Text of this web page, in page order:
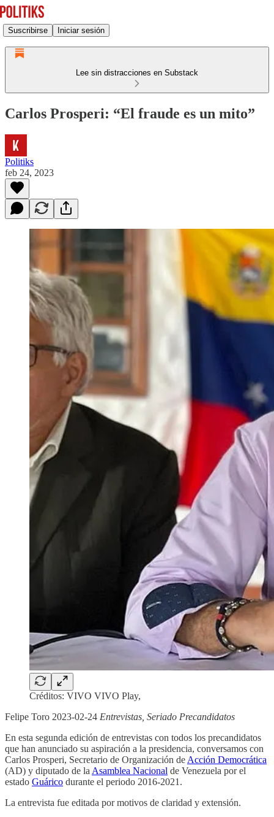
Suscribirse Iniciar sesión
Lee sin distracciones en Substack
Carlos Prosperi: “El fraude es un mito”
Politiks
feb 24, 2023
Créditos: VIVO VIVO Play,
Felipe Toro 2023-02-24 Entrevistas, Seriado Precandidatos
En esta segunda edición de entrevistas con todos los precandidatos
que han anunciado su aspiración a la presidencia, conversamos con
Carlos Prosperi, Secretario de Organización de Acción Democrática
(AD) y diputado de la Asamblea Nacional de Venezuela por el
estado Guárico durante el periodo 2016-2021.
La entrevista fue editada por motivos de claridad y extensión.